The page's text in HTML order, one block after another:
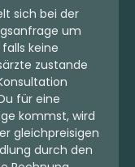
% CBD:
4.39 €
sich bei der
um
keine
zustande
für eine
kommst, wird
gleichpreisigen
durch den